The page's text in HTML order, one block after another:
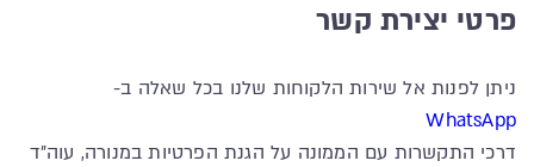
פרטי יצירת קשר
ניתן לפנות אל שירות הלקוחות שלנו בכל שאלה ב-
WhatsApp
דרכי התקשרות עם הממונה על הגנת הפרטיות במנורה, עוה"ד